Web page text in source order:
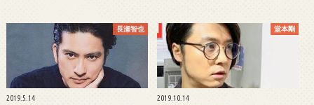
長瀬智也
2019.5.14
堂本剛
2019.10.14